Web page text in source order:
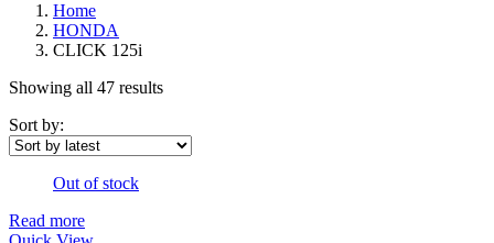
Home
HONDA
CLICK 125i
Showing all 47 results
Sort by:
Out of stock
Read more